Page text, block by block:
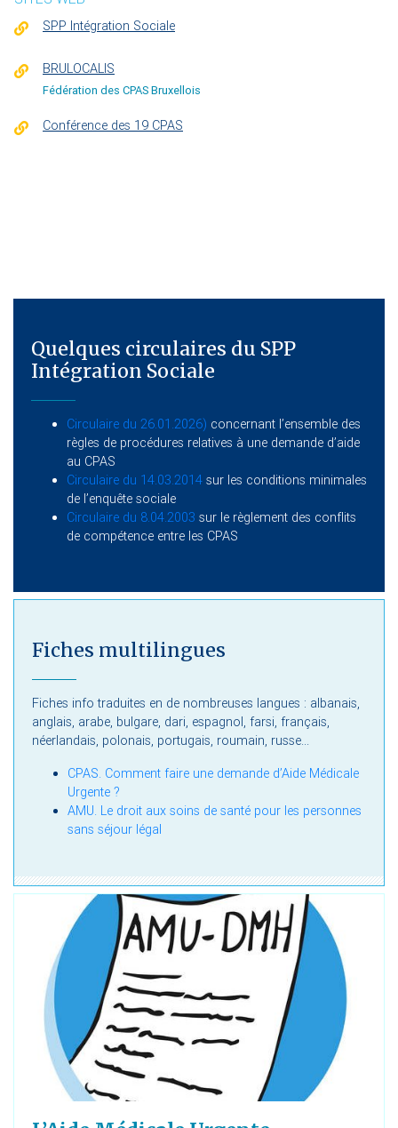
SPP Intégration Sociale
BRULOCALIS
Fédération des CPAS Bruxellois
Conférence des 19 CPAS
Quelques circulaires du SPP
Intégration Sociale
Circulaire du 26.01.2026) concernant l’ensemble des
règles de procédures relatives à une demande d’aide
au CPAS
Circulaire du 14.03.2014 sur les conditions minimales
de l’enquête sociale
Circulaire du 8.04.2003 sur le règlement des conflits
de compétence entre les CPAS
Fiches multilingues
Fiches info traduites en de nombreuses langues : albanais,
anglais, arabe, bulgare, dari, espagnol, farsi, français,
néerlandais, polonais, portugais, roumain, russe...
CPAS. Comment faire une demande d’Aide Médicale
Urgente ?
AMU. Le droit aux soins de santé pour les personnes
sans séjour légal